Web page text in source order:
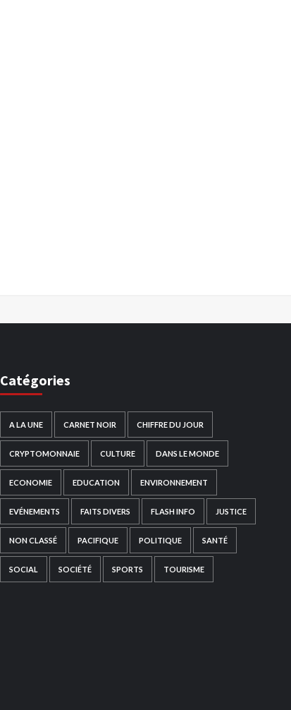
Catégories
A LA UNE CARNET NOIR CHIFFRE DU JOUR
CRYPTOMONNAIE CULTURE DANS LE MONDE
ECONOMIE EDUCATION ENVIRONNEMENT
EVÉNEMENTS FAITS DIVERS FLASH INFO JUSTICE
NON CLASSÉ PACIFIQUE POLITIQUE SANTÉ
SOCIAL SOCIÉTÉ SPORTS TOURISME